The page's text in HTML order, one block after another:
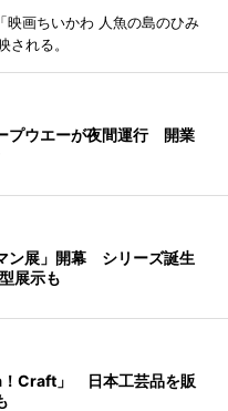
映画ちいかわ 人魚の島のひみ
れる。
プウエーが夜間運行 開業
ン展」開幕 シリーズ誕生
展示も
！Craft」 日本工芸品を販